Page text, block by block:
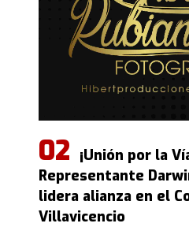
¡Unión por la
Representante
lidera alianza en el
Villavicencio